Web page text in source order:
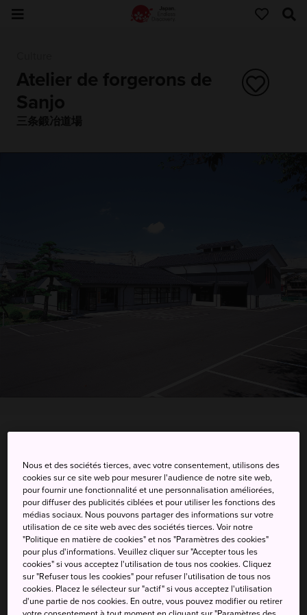
Atelier de forgerons de
Sanjo
三条鍛冶道場
Afficher sur Google Maps
Recevoir des infos trafic
MOTS-CLÉS CARTE
Fabriquez votre propre couteau
Nous et des sociétés tierces, avec votre consentement, utilisons des
cookies sur ce site web pour mesurer l'audience de notre site web,
pour fournir une fonctionnalité et une personnalisation améliorées,
pour diffuser des publicités ciblées et pour utiliser les fonctions des
médias sociaux. Nous pouvons partager des informations sur votre
utilisation de ce site web avec des sociétés tierces. Voir notre
"Politique en matière de cookies" et nos "Paramètres des cookies"
pour plus d'informations. Veuillez cliquer sur "Accepter tous les
cookies" si vous acceptez l'utilisation de tous nos cookies. Cliquez
sur "Refuser tous les cookies" pour refuser l'utilisation de tous nos
cookies. Placez le sélecteur sur "actif" si vous acceptez l'utilisation
d'une partie de nos cookies. En outre, vous pouvez modifier ou retirer